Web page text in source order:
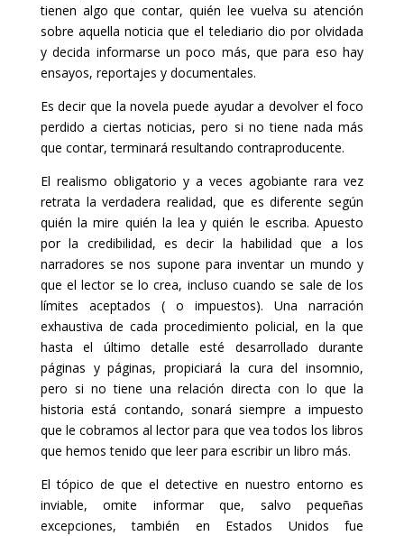
tienen algo que contar, quién lee vuelva su atención
sobre aquella noticia que el telediario dio por olvidada
y decida informarse un poco más, que para eso hay
ensayos, reportajes y documentales.
Es decir que la novela puede ayudar a devolver el foco
perdido a ciertas noticias, pero si no tiene nada más
que contar, terminará resultando contraproducente.
El realismo obligatorio y a veces agobiante rara vez
retrata la verdadera realidad, que es diferente según
quién la mire quién la lea y quién le escriba. Apuesto
por la credibilidad, es decir la habilidad que a los
narradores se nos supone para inventar un mundo y
que el lector se lo crea, incluso cuando se sale de los
límites aceptados ( o impuestos). Una narración
exhaustiva de cada procedimiento policial, en la que
hasta el último detalle esté desarrollado durante
páginas y páginas, propiciará la cura del insomnio,
pero si no tiene una relación directa con lo que la
historia está contando, sonará siempre a impuesto
que le cobramos al lector para que vea todos los libros
que hemos tenido que leer para escribir un libro más.
El tópico de que el detective en nuestro entorno es
inviable, omite informar que, salvo pequeñas
excepciones, también en Estados Unidos fue